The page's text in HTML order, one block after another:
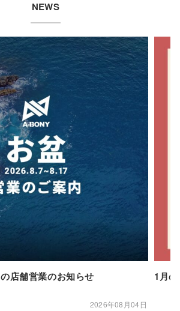
NEWS
店舗営業のお知らせ
2026年08月04日
1月